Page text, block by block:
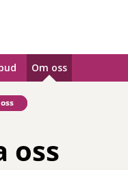
Om oss
oss